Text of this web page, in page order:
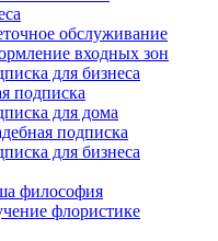
обслуживание
входных зон
для бизнеса
подписка
для дома
подписка
для бизнеса
философия
флористике